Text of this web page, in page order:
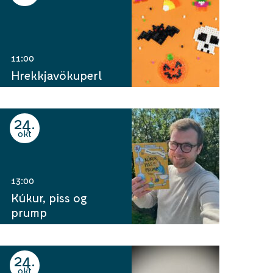
11:00
Hrekkjavökuperl
24
okt
13:00
Kúkur, piss og
prump
24
okt